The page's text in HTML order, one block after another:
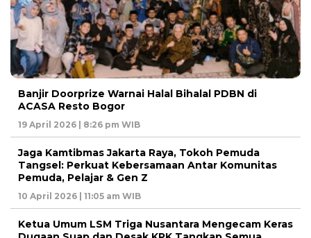
Banjir Doorprize Warnai Halal Bihalal PDBN di
ACASA Resto Bogor
19 April 2026 | 8:26 pm WIB
Jaga Kamtibmas Jakarta Raya, Tokoh Pemuda
Tangsel: Perkuat Kebersamaan Antar Komunitas
Pemuda, Pelajar & Gen Z
10 April 2026 | 11:05 am WIB
Ketua Umum LSM Triga Nusantara Mengecam Keras